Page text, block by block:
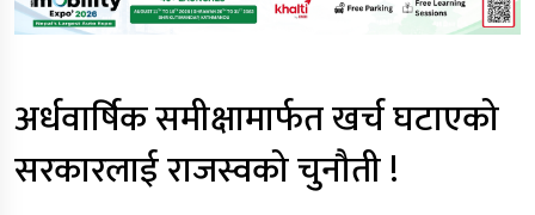
अर्धवार्षिक समीक्षामार्फत खर्च घटाएको
सरकारलाई राजस्वको चुनौती !